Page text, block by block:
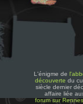
L'énigme de
découverte du
siècle dernier
affaire liée
forum sur